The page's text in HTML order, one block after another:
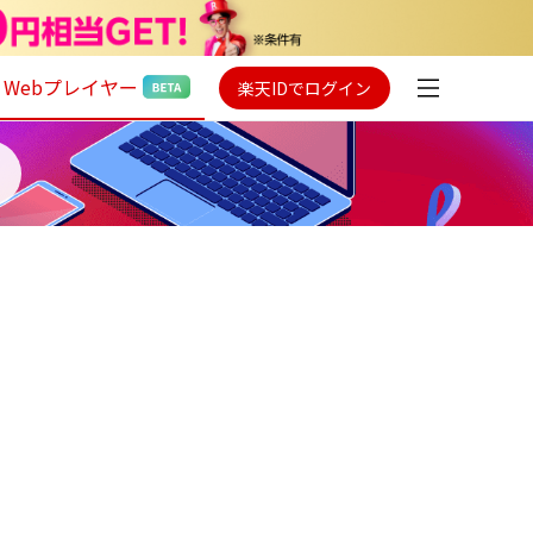
Webプレイヤー 楽天IDでログイン